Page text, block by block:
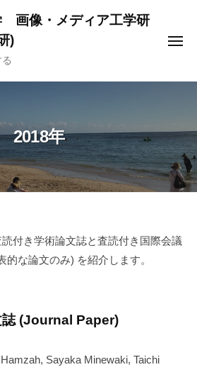
画像・メディア工学研
)
メ
2018年
付き学術論文誌と査読付き国際会議
的な論文のみ) を紹介します。
誌 (Journal Paper)
Sayaka Minewaki, Taichi